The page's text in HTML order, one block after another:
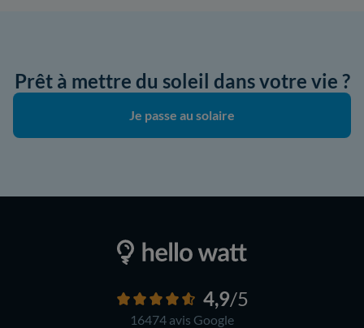
Prêt à mettre du soleil dans votre vie ?
Je passe au solaire
4,9/5
16474 avis Google